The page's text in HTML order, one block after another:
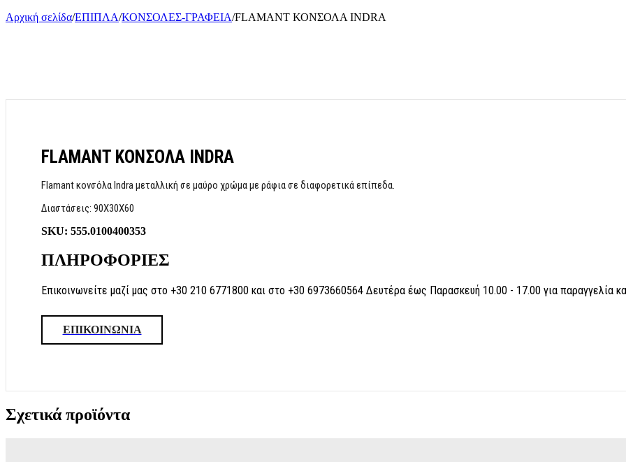
Αρχική σελίδα/ΕΠΙΠΛΑ/ΚΟΝΣΟΛΕΣ-ΓΡΑΦΕΙΑ/FLAMANT ΚΟΝΣΟΛΑ INDRA
FLAMANT ΚΟΝΣΟΛΑ INDRA
Flamant κονσόλα Indra μεταλλική σε μαύρο χρώμα με ράφια σε διαφορετικά επίπεδα.
Διαστάσεις: 90Χ30Χ60
SKU: 555.0100400353
ΠΛΗΡΟΦΟΡΙΕΣ
Επικοινωνείτε μαζί μας στο +30 210 6771800 και στο +30 6973660564 Δευτέρα έως Παρασκευή 10.00 - 17.00 για παραγγελία
ΕΠΙΚΟΙΝΩΝΙΑ
Σχετικά προϊόντα